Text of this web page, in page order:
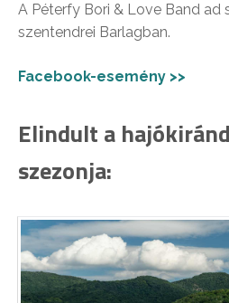
A Péterfy Bori & Love Band ad
szentendrei Barlagban.
Facebook-esemény >>
Elindult a
szezonja: